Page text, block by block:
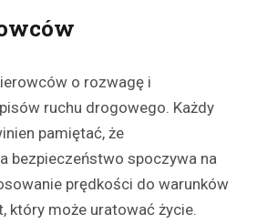
o rozwagę i
ruchu drogowego. Każdy
pamiętać, że
bezpieczeństwo spoczywa na
prędkości do warunków
który może uratować życie.